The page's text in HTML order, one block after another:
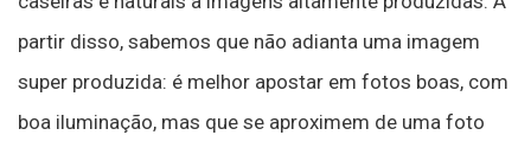
partir disso, sabemos que não adianta uma imagem
super produzida: é melhor apostar em fotos boas, com
boa iluminação, mas que se aproximem de uma foto